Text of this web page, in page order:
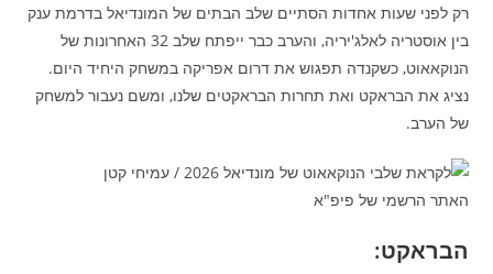
רק לפני שעות אחדות הסתיים שלב הבתים של המונדיאל בדרמת ענק
בין אוסטריה לאלג'יריה, והערב כבר ייפתח שלב 32 האחרונות של
הנוקאאוט, כשקנדה תפגוש את דרום אפריקה במשחק היחיד היום.
נציג את הבראקט ואת תחרות הבראקטים שלנו, ומשם נעבור למשחק
של הערב.
האתר הרשמי של פיפ"א
הבראקט: